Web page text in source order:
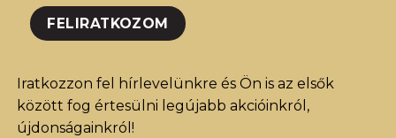
Iratkozzon fel hírlevelünkre és Ön is az elsők
között fog értesülni legújabb akcióinkról,
újdonságainkról!